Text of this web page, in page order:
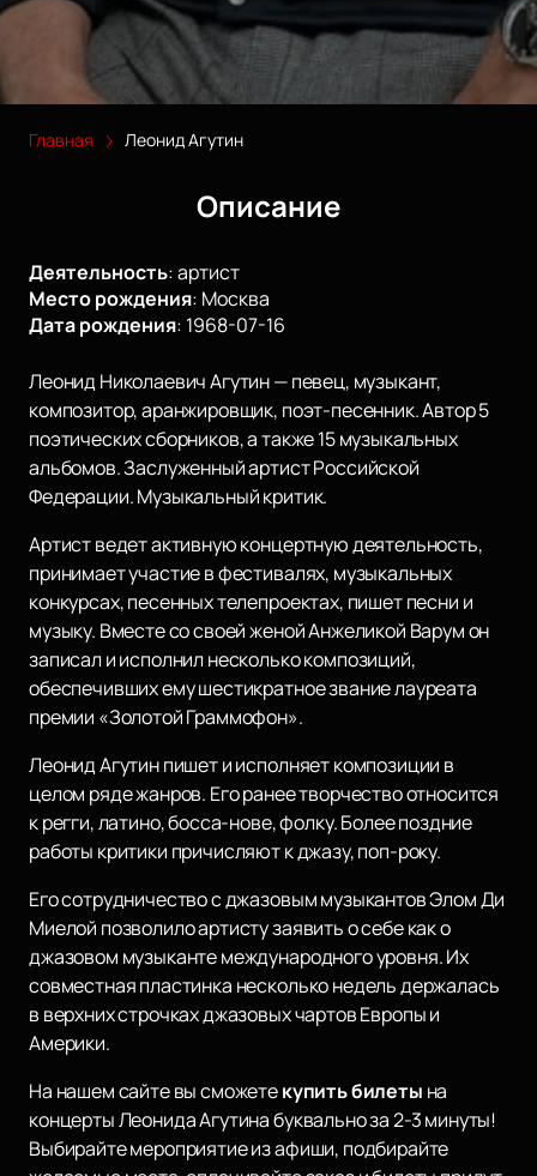
Главная Леонид Агутин
Описание
Деятельность:артист
Место рождения: Москва
Дата рождения: 1968-07-16
Леонид Николаевич Агутин — певец, музыкант,
композитор, аранжировщик, поэт-песенник. Автор 5
поэтических сборников, а также 15 музыкальных
альбомов. Заслуженный артист Российской
Федерации. Музыкальный критик.
Артист ведет активную концертную деятельность,
принимает участие в фестивалях, музыкальных
конкурсах, песенных телепроектах, пишет песни и
музыку. Вместе со своей женой Анжеликой Варум он
записал и исполнил несколько композиций,
обеспечивших ему шестикратное звание лауреата
премии «Золотой Граммофон».
Леонид Агутин пишет и исполняет композиции в
целом ряде жанров. Его ранее творчество относится
к регги, латино, босса-нове, фолку. Более поздние
работы критики причисляют к джазу, поп-року.
Его сотрудничество с джазовым музыкантов Элом Ди
Миелой позволило артисту заявить о себе как о
джазовом музыканте международного уровня. Их
совместная пластинка несколько недель держалась
в верхних строчках джазовых чартов Европы и
Америки.
На нашем сайте вы сможетекупить билеты на
концерты Леонида Агутина буквально за 2-3 минуты!
Выбирайте мероприятие из афиши, подбирайте